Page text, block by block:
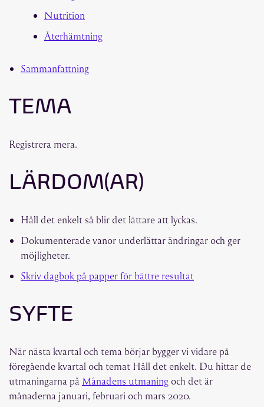
Nutrition
Återhämtning
Sammanfattning
TEMA
Registrera mera.
LÄRDOM(AR)
Håll det enkelt så blir det lättare att lyckas.
Dokumenterade vanor underlättar ändringar och ger
möjligheter.
Skriv dagbok på papper för bättre resultat
SYFTE
När nästa kvartal och tema börjar bygger vi vidare på
föregående kvartal och temat Håll det enkelt. Du hittar de
utmaningarna på Månadens utmaning och det är
månaderna januari, februari och mars 2020.